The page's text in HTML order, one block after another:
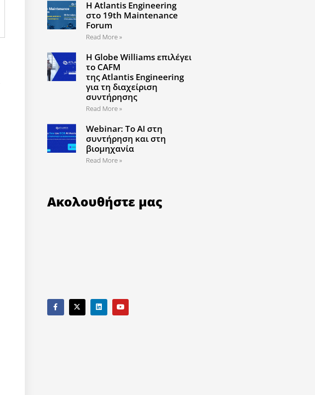
Η Atlantis Engineering
στο 19th Maintenance
Forum
Read More »
Η Globe Williams επιλέγει
το CAFM
της Atlantis Engineering
για τη διαχείριση
συντήρησης
Read More »
Webinar: Το AI στη
συντήρηση και στη
βιομηχανία
Read More »
Ακολουθήστε μας